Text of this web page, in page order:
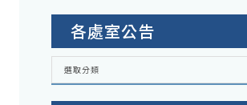
各處室公告
各
室
選取分類